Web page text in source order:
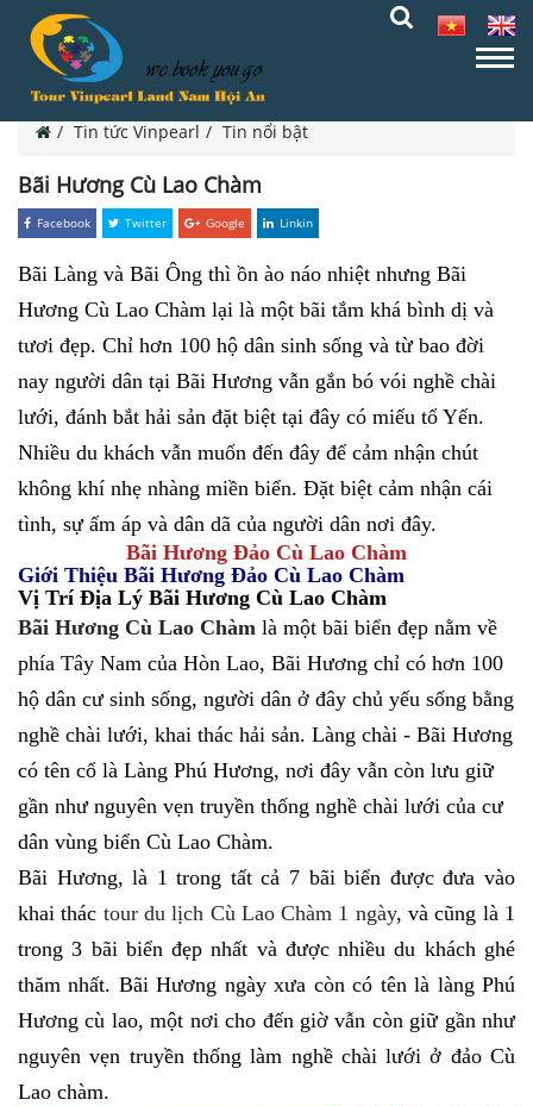
Tin tức Vinpearl Tin nổi bật
Bãi Hương Cù Lao Chàm
Facebook Twitter Google Linkin
Bãi Làng và Bãi Ông thì ồn ào náo nhiệt nhưng Bãi
Hương Cù Lao Chàm lại là một bãi tắm khá bình dị và
tươi đẹp. Chỉ hơn 100 hộ dân sinh sống và từ bao đời
nay người dân tại Bãi Hương vẫn gắn bó vói nghề chài
lưới, đánh bắt hải sản đặt biệt tại đây có miếu tổ Yến.
Nhiều du khách vẫn muốn đến đây để cảm nhận chút
không khí nhẹ nhàng miền biển. Đặt biệt cảm nhận cái
tình, sự ấm áp và dân dã của người dân nơi đây.
Bãi Hương Đảo Cù Lao Chàm
Giới Thiệu Bãi Hương Đảo Cù Lao Chàm
Vị Trí Địa Lý Bãi Hương Cù Lao Chàm
Bãi Hương Cù Lao Chàm là một bãi biển đẹp nằm về
phía Tây Nam của Hòn Lao, Bãi Hương chỉ có hơn 100
hộ dân cư sinh sống, người dân ở đây chủ yếu sống bằng
nghề chài lưới, khai thác hải sản. Làng chài - Bãi Hương
có tên cổ là Làng Phú Hương, nơi đây vẫn còn lưu giữ
gần như nguyên vẹn truyền thống nghề chài lưới của cư
dân vùng biển Cù Lao Chàm.
Bãi Hương, là 1 trong tất cả 7 bãi biển được đưa vào
khai thác tour du lịch Cù Lao Chàm 1 ngày, và cũng là 1
trong 3 bãi biển đẹp nhất và được nhiều du khách ghé
thăm nhất. Bãi Hương ngày xưa còn có tên là làng Phú
Hương cù lao, một nơi cho đến giờ vẫn còn giữ gần như
nguyên vẹn truyền thống làm nghề chài lưới ở đảo Cù
Lao chàm.